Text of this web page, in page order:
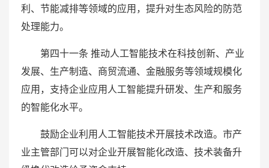
利、节能减排等领域的应用，提升对生态风险的防范
处理能力。
第四十一条 推动人工智能技术在科技创新、产业
发展、生产制造、商贸流通、金融服务等领域规模化
应用，支持企业应用人工智能提升研发、生产和服务
的智能化水平。
鼓励企业利用人工智能技术开展技术改造。市产
业主管部门可以对企业开展智能化改造、技术装备升